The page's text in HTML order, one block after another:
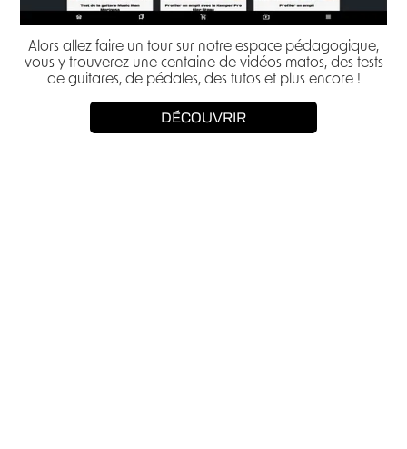
Alors allez faire un tour sur notre espace pédagogique,
vous y trouverez une centaine de vidéos matos, des tests
de guitares, de pédales, des tutos et plus encore !
DÉCOUVRIR